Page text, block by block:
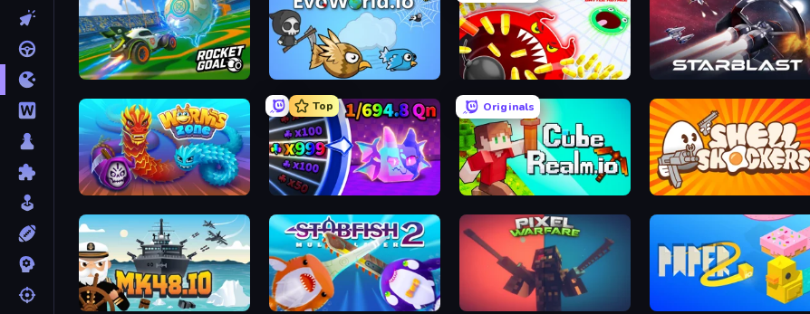
RocketGoal.io EvoWorld.io (FlyOrDie.io) Holey.io Battle Royale StarBlast
Worms.Zone
Top
Meeland.io
Originals
CubeRealm.io Shell Shockers
Mk48.io Stabfish 2 Pixel Warfare